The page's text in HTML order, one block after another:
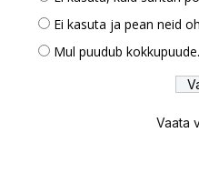
Ei kasuta ja pean neid
Mul puudub kokkupuude.
Vaata